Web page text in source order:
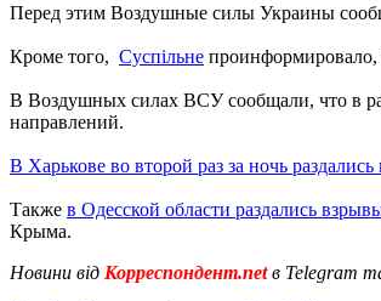
Перед этим Воздушные силы Украины
Кроме того, Суспільне
В Воздушных силах ВСУ сообщали, что в
направлений.
В Харькове во второй раз за ночь
Также в Одесской области раздались
Крыма.
Новини від Корреспондент.netв Telegram